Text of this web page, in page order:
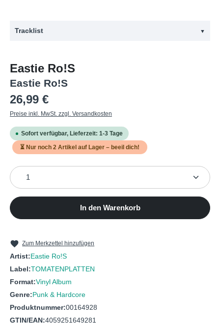
Tracklist ▼
1 Abhäng Im Wedding
2 Arschloch
3 Du in Meiner Hand
4 Brechreiz
5 Secret Love
6 George H.
7
8 Ignoriert & Isoliert
Ich Finde Mich Nicht Zurecht
11 Zeitliche Komponente
12 Jack Beauregard
14 Wer Bist Du
Eastie Ro!S
Eastie Ro!S
Regulärer Preis:
26,99 €
Preise inkl. MwSt. zzgl. Versandkosten
Sofort verfügbar, Lieferzeit: 1-3 Tage
⏳ Nur noch 2 Artikel auf Lager – beeil dich!
Produkt Anzahl: Gib den gewünschten Wert ein
In den Warenkorb
Zum Merkzettel hinzufügen
Artist:Eastie Ro!S
Label:TOMATENPLATTEN
Format:Vinyl Album
Genre:Punk & Hardcore
Produktnummer:00164928
GTIN/EAN:4059251649281